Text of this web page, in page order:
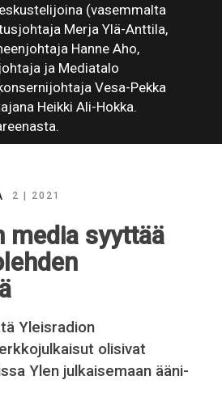
(vasemmalta
Merja Ylä-Anttila,
Hanne Aho,
ja Mediatalo
Vesa-Pekka
Heikki Ali-Hokka.
2 | 2021
media syyttää
Yleisradion
olisivat
Ylen julkaisemaan ääni-